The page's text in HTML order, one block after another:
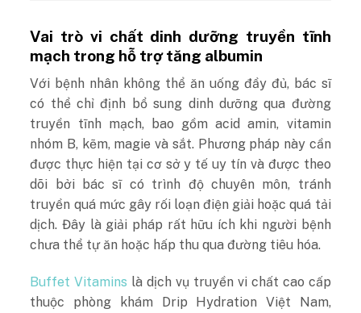
Vai trò vi chất dinh dưỡng truyền tĩnh
mạch trong hỗ trợ tăng albumin
Với bệnh nhân không thể ăn uống đầy đủ, bác sĩ
có thể chỉ định bổ sung dinh dưỡng qua đường
truyền tĩnh mạch, bao gồm acid amin, vitamin
nhóm B, kẽm, magie và sắt. Phương pháp này cần
được thực hiện tại cơ sở y tế uy tín và được theo
dõi bởi bác sĩ có trình độ chuyên môn, tránh
truyền quá mức gây rối loạn điện giải hoặc quá tải
dịch. Đây là giải pháp rất hữu ích khi người bệnh
chưa thể tự ăn hoặc hấp thu qua đường tiêu hóa.
Buffet Vitamins là dịch vụ truyền vi chất cao cấp
thuộc phòng khám Drip Hydration Việt Nam,